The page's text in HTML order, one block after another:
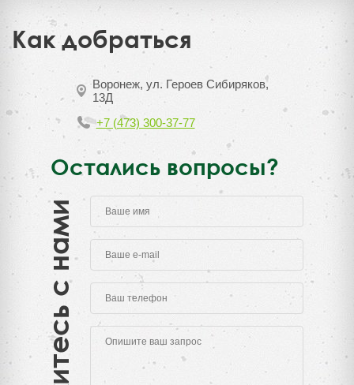
Как добраться
Воронеж, ул. Героев Сибиряков,
13Д
+7 (473) 300-37-77
Остались вопросы?
Свяжитесь с нами